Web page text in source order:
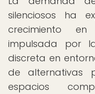
silenciosos ha
crecimiento
impulsada por
discreta en
de alternativas
espacios